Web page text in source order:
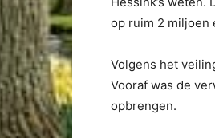
op ruim 2 miljoen
Volgens het
Vooraf was de
opbrengen.